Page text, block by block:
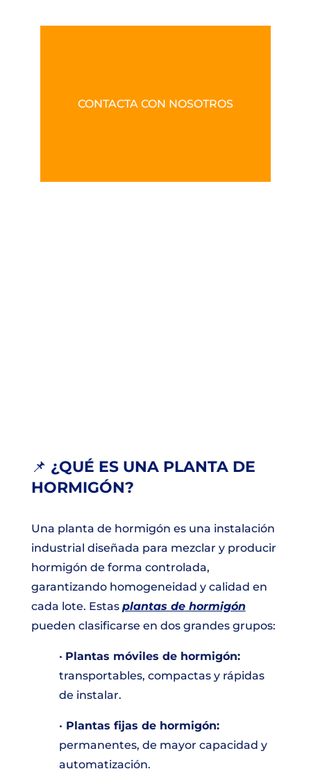
CONTACTA CON NOSOTROS
📌 ¿QUÉ ES UNA PLANTA DE
HORMIGÓN?
Una planta de hormigón es una instalación
industrial diseñada para mezclar y producir
hormigón de forma controlada,
garantizando homogeneidad y calidad en
cada lote. Estas plantas de hormigón
pueden clasificarse en dos grandes grupos:
• Plantas móviles de hormigón:
transportables, compactas y rápidas
de instalar.
• Plantas fijas de hormigón:
permanentes, de mayor capacidad y
automatización.